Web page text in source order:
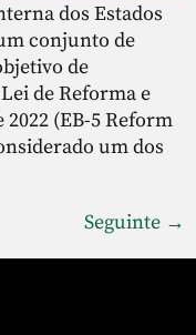
dos Estados
conjunto de
de
de Reforma e
(EB-5 Reform
um dos
Seguinte →